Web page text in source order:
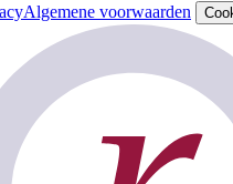
Algemene voorwaarden